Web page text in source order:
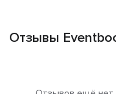
Отзывы